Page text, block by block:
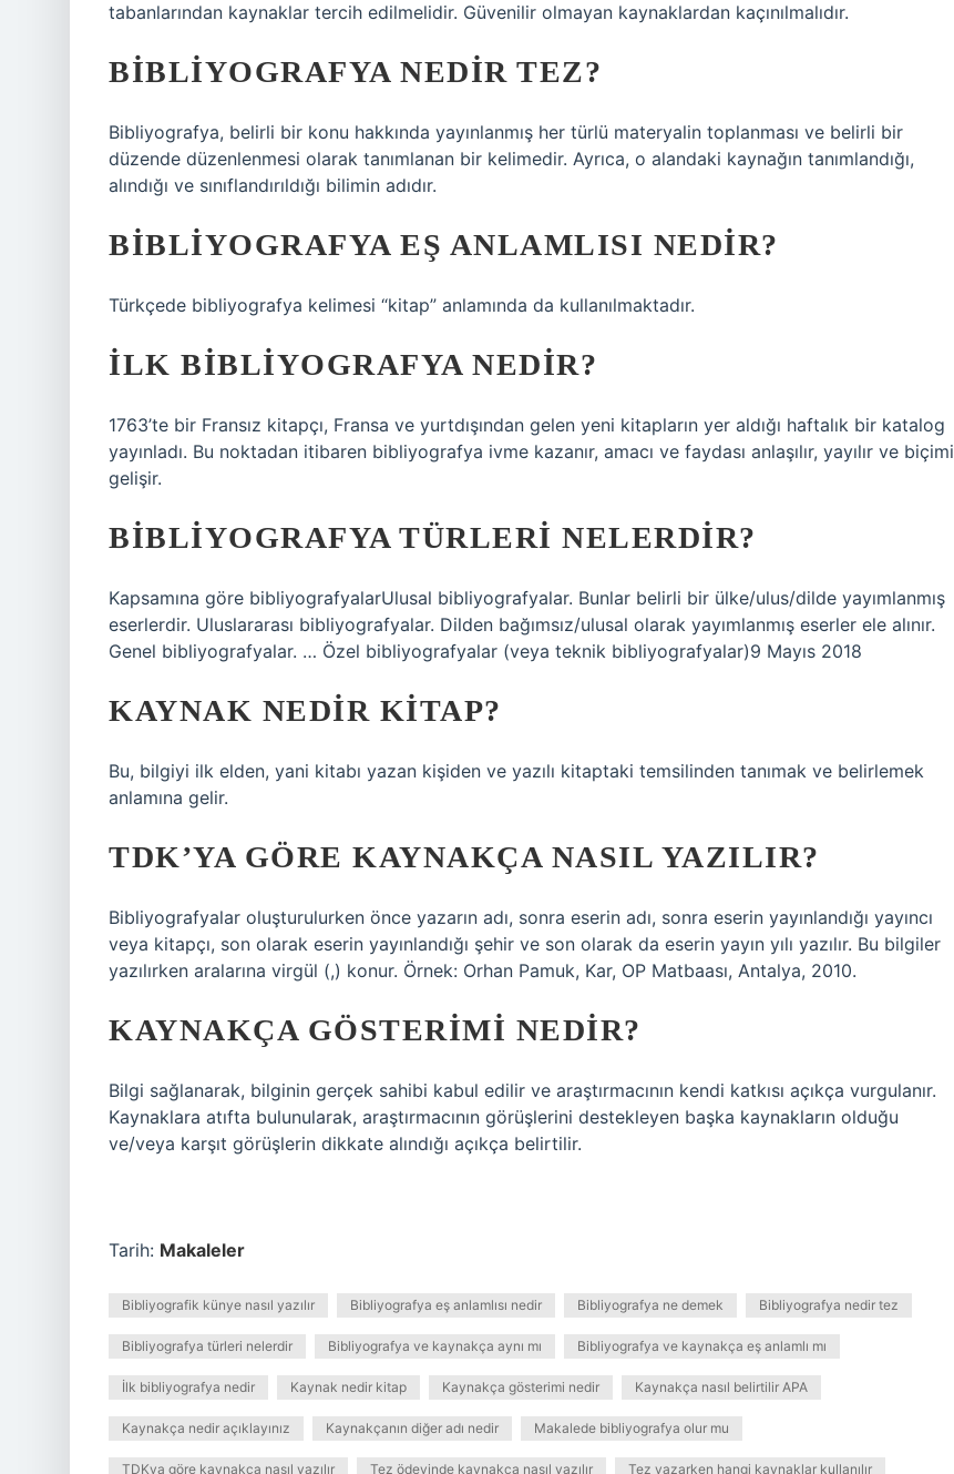
tabanlarından kaynaklar tercih edilmelidir. Güvenilir olmayan kaynaklardan kaçınılmalıdır.
BIBLIYOGRAFYA NEDIR TEZ?
Bibliyografya, belirli bir konu hakkında yayınlanmış her türlü materyalin toplanması ve belirli bir
düzende düzenlenmesi olarak tanımlanan bir kelimedir. Ayrıca, o alandaki kaynağın tanımlandığı,
alındığı ve sınıflandırıldığı bilimin adıdır.
BIBLIYOGRAFYA EŞ ANLAMLISI NEDIR?
Türkçede bibliyografya kelimesi “kitap” anlamında da kullanılmaktadır.
İLK BIBLIYOGRAFYA NEDIR?
1763’te bir Fransız kitapçı, Fransa ve yurtdışından gelen yeni kitapların yer aldığı haftalık bir katalog
yayınladı. Bu noktadan itibaren bibliyografya ivme kazanır, amacı ve faydası anlaşılır, yayılır ve biçimi
gelişir.
BIBLIYOGRAFYA TÜRLERI NELERDIR?
Kapsamına göre bibliyografyalarUlusal bibliyografyalar. Bunlar belirli bir ülke/ulus/dilde yayımlanmış
eserlerdir. Uluslararası bibliyografyalar. Dilden bağımsız/ulusal olarak yayımlanmış eserler ele alınır.
Genel bibliyografyalar. … Özel bibliyografyalar (veya teknik bibliyografyalar)9 Mayıs 2018
KAYNAK NEDIR KITAP?
Bu, bilgiyi ilk elden, yani kitabı yazan kişiden ve yazılı kitaptaki temsilinden tanımak ve belirlemek
anlamına gelir.
TDK’YA GÖRE KAYNAKÇA NASIL YAZILIR?
Bibliyografyalar oluşturulurken önce yazarın adı, sonra eserin adı, sonra eserin yayınlandığı yayıncı
veya kitapçı, son olarak eserin yayınlandığı şehir ve son olarak da eserin yayın yılı yazılır. Bu bilgiler
yazılırken aralarına virgül (,) konur. Örnek: Orhan Pamuk, Kar, OP Matbaası, Antalya, 2010.
KAYNAKÇA GÖSTERIMI NEDIR?
Bilgi sağlanarak, bilginin gerçek sahibi kabul edilir ve araştırmacının kendi katkısı açıkça vurgulanır.
Kaynaklara atıfta bulunularak, araştırmacının görüşlerini destekleyen başka kaynakların olduğu
ve/veya karşıt görüşlerin dikkate alındığı açıkça belirtilir.
Tarih: Makaleler
Bibliyografik künye nasıl yazılır Bibliyografya eş anlamlısı nedir Bibliyografya ne demek Bibliyografya nedir tez
Bibliyografya türleri nelerdir Bibliyografya ve kaynakça aynı mı Bibliyografya ve kaynakça eş anlamlı mı
İlk bibliyografya nedir Kaynak nedir kitap Kaynakça gösterimi nedir Kaynakça nasıl belirtilir APA
Kaynakça nedir açıklayınız Kaynakçanın diğer adı nedir Makalede bibliyografya olur mu
TDKya göre kaynakça nasıl yazılır Tez ödevinde kaynakça nasıl yazılır Tez yazarken hangi kaynaklar kullanılır